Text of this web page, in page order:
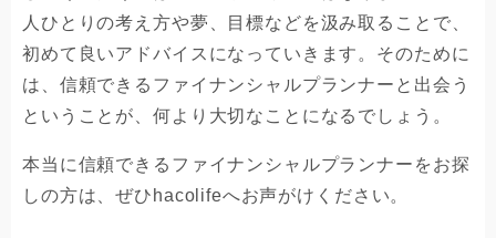
人ひとりの考え方や夢、目標などを汲み取ることで、
初めて良いアドバイスになっていきます。そのために
は、信頼できるファイナンシャルプランナーと出会う
ということが、何より大切なことになるでしょう。
本当に信頼できるファイナンシャルプランナーをお探
しの方は、ぜひhacolifeへお声がけください。